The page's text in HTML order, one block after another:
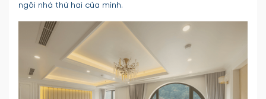
ngôi nhà thứ hai của mình.